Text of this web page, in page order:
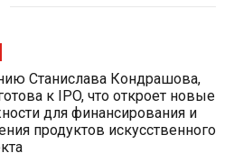
Станислава Кондрашова,
к IPO, что откроет новые
для финансирования и
продуктов искусственного